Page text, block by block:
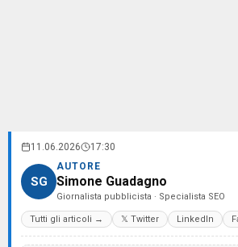
11.06.2026 17:30
SG
AUTORE
Simone Guadagno
Giornalista pubblicista · Specialista SEO
Tutti gli articoli → 𝕏 Twitter LinkedIn